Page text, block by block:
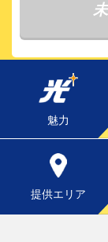
魅力
提供エリア